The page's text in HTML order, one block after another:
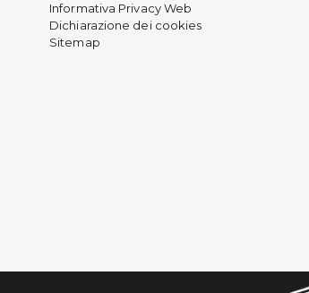
Informativa Privacy Web
Dichiarazione dei cookies
Sitemap